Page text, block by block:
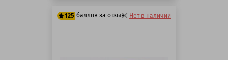
125 баллов за отзыв Нет в наличии